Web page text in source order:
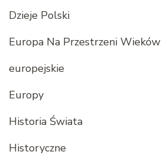
Dzieje Polski
Europa Na Przestrzeni Wieków
europejskie
Europy
Historia Świata
Historyczne